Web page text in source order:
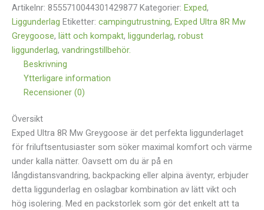
Artikelnr: 8555710044301429877 Kategorier: Exped,
Liggunderlag Etiketter: campingutrustning, Exped Ultra 8R Mw
Greygoose, lätt och kompakt, liggunderlag, robust
liggunderlag, vandringstillbehör.
Beskrivning
Ytterligare information
Recensioner (0)
Översikt
Exped Ultra 8R Mw Greygoose är det perfekta liggunderlaget
för friluftsentusiaster som söker maximal komfort och värme
under kalla nätter. Oavsett om du är på en
långdistansvandring, backpacking eller alpina äventyr, erbjuder
detta liggunderlag en oslagbar kombination av lätt vikt och
hög isolering. Med en packstorlek som gör det enkelt att ta